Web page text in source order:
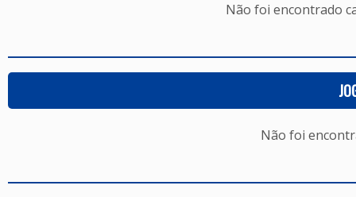
Não foi encontrado
Não foi